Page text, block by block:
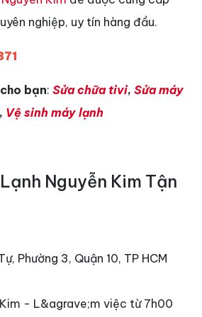
nghiệp, uy tín hàng đầu.
bạn: Sửa chữa tivi, Sửa máy
, Vệ sinh máy lạnh
Nguyễn Kim Tận
Phường 3, Quận 10, TP HCM
- L&agrave;m việc từ 7h00